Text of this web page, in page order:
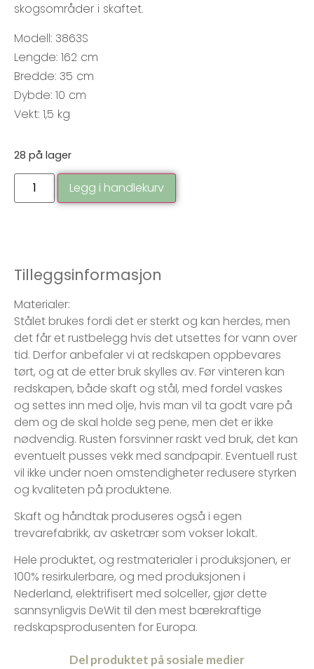
skogsområder i skaftet.
Modell: 3863S
Lengde: 162 cm
Bredde: 35 cm
Dybde: 10 cm
Vekt: 1,5 kg
28 på lager
Legg i handlekurv
Tilleggsinformasjon
Materialer:
Stålet brukes fordi det er sterkt og kan herdes, men
det får et rustbelegg hvis det utsettes for vann over
tid. Derfor anbefaler vi at redskapen oppbevares
tørt, og at de etter bruk skylles av. Før vinteren kan
redskapen, både skaft og stål, med fordel vaskes
og settes inn med olje, hvis man vil ta godt vare på
dem og de skal holde seg pene, men det er ikke
nødvendig. Rusten forsvinner raskt ved bruk, det kan
eventuelt pusses vekk med sandpapir. Eventuell rust
vil ikke under noen omstendigheter redusere styrken
og kvaliteten på produktene.
Skaft og håndtak produseres også i egen
trevarefabrikk, av asketrær som vokser lokalt.
Hele produktet, og restmaterialer i produksjonen, er
100% resirkulerbare, og med produksjonen i
Nederland, elektrifisert med solceller, gjør dette
sannsynligvis DeWit til den mest bærekraftige
redskapsprodusenten for Europa.
Del produktet på sosiale medier